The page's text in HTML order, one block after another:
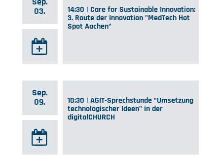
03.
14:30 | Care for Sustainable Innovation:
3. Route der Innovation "MedTech Hot
Spot Aachen"
Sep.
09.
10:30 | AGIT-Sprechstunde "Umsetzung
technologischer Ideen" in der
digitalCHURCH